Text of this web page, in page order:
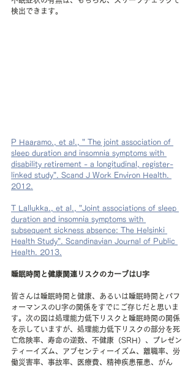
検出できます。
P Haaramo., et al., " The joint association of
sleep duration and insomnia symptoms with
disability retirement - a longitudinal, register-
linked study". Scand J Work Environ Health.
2012.
T Lallukka., et al., "Joint associations of sleep
duration and insomnia symptoms with
subsequent sickness absence: The Helsinki
Health Study". Scandinavian Journal of Public
Health. 2013.
睡眠時間と健康関連リスクのカーブはU字
皆さんは睡眠時間と健康、あるいは睡眠時間とパフ
ォーマンスのU字の関係をすでにご存じだと思いま
す。次の図は処理能力低下リスクと睡眠時間の関係
を示していますが、処理能力低下リスクの部分を死
亡危険率、寿命の逆数、不健康（SRH）、プレゼン
ティーイズム、アブセンティーイズム、離職率、労
働災害率、事故率、医療費、精神疾患罹患、がん